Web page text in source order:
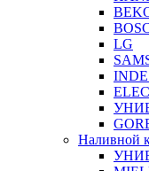
LG
Наливной